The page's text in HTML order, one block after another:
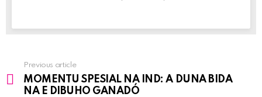
See
more
Previous article
MOMENTU SPESIAL NA IND: A DUNA BIDA
NA E DIBUHO GANADÓ